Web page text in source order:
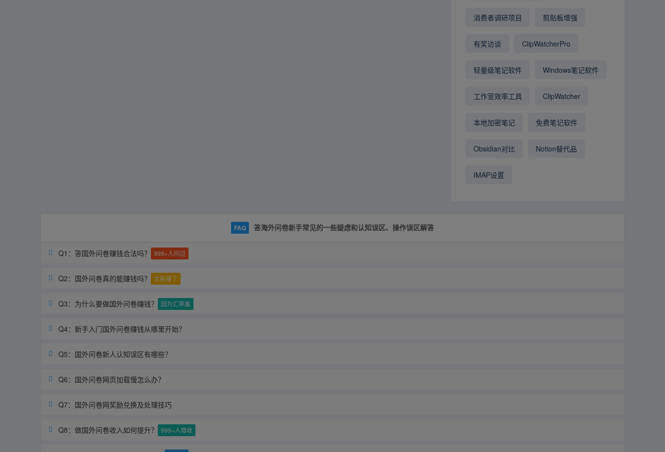
消费者调研项目 剪贴板增强
有奖访谈 ClipWatcherPro
轻量级笔记软件 Windows笔记软件
工作室效率工具 ClipWatcher
本地加密笔记 免费笔记软件
Obsidian对比 Notion替代品
IMAP设置
FAQ 答海外问卷新手常见的一些疑虑和认知误区、操作误区解答
Q1：答国外问卷赚钱合法吗？ 999+人问过

Q2：国外问卷真的能赚钱吗？ 太能赚了

Q3：为什么要做国外问卷赚钱？ 因为汇率差

Q4：新手入门国外问卷赚钱从哪里开始？

Q5：国外问卷新人认知误区有哪些？

Q6：国外问卷网页加载慢怎么办？

Q7：国外问卷网奖励兑换及处理技巧

Q8：做国外问卷收入如何提升？ 999+人增收
